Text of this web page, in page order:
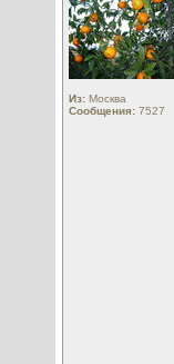
Из: Москва
Сообщения: 7527